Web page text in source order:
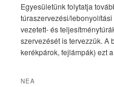
Egyesületünk folytatja
túraszervezési/
vezetett- és
szervezését is tervezzük. A
kerékpárok, fejlámpák) ezt
NEA